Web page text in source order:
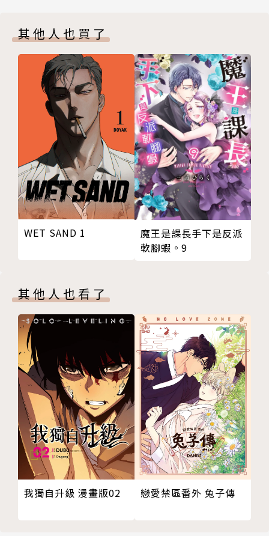
其他人也買了
WET SAND 1
魔王是課長手下是反派
軟腳蝦。9
其他人也看了
我獨自升級 漫畫版02 戀愛禁區番外 兔子傳